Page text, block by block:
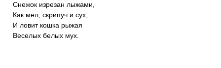
Снежок изрезан лыжами,
Как мел, скрипуч и сух,
И ловит кошка рыжая
Веселых белых мух.